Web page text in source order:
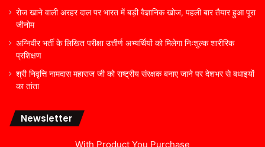
रोज खाने वाली अरहर दाल पर भारत में बड़ी वैज्ञानिक खोज, पहली बार तैयार हुआ पूरा
जीनोम
अग्निवीर भर्ती के लिखित परीक्षा उत्तीर्ण अभ्यर्थियों को मिलेगा निःशुल्क शारीरिक
प्रशिक्षण
श्री निवृत्ति नामदास महाराज जी को राष्ट्रीय संरक्षक बनाए जाने पर देशभर से बधाइयों
का तांता
Newsletter
With Product You Purchase